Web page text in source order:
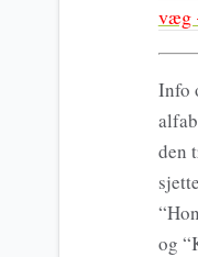
væg
Info
den
og